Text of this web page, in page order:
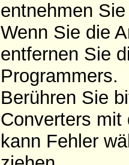
entnehmen
Wenn Sie die
entfernen Sie
Programmers.
Berühren Sie
Converters mit
kann Fehler